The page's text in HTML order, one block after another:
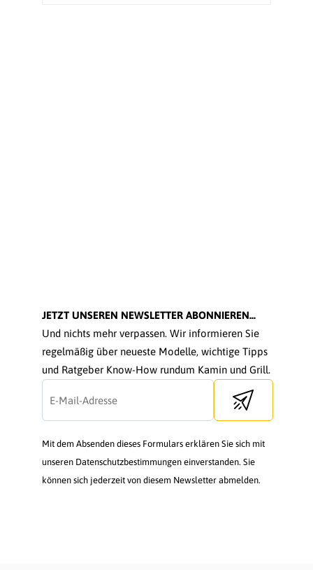
JETZT UNSEREN NEWSLETTER ABONNIEREN...
Und nichts mehr verpassen. Wir informieren Sie
regelmäßig über neueste Modelle, wichtige Tipps
und Ratgeber Know-How rundum Kamin und Grill.
Send newsletter
Mit dem Absenden dieses Formulars erklären Sie sich mit
unseren Datenschutzbestimmungen einverstanden. Sie
können sich jederzeit von diesem Newsletter abmelden.